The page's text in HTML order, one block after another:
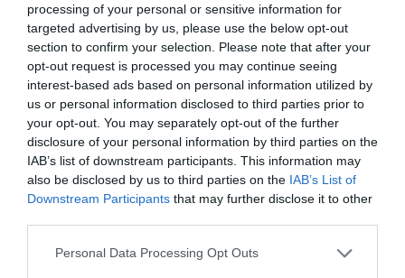
processing of your personal or sensitive information for
targeted advertising by us, please use the below opt-out
section to confirm your selection. Please note that after your
opt-out request is processed you may continue seeing
interest-based ads based on personal information utilized by
us or personal information disclosed to third parties prior to
your opt-out. You may separately opt-out of the further
disclosure of your personal information by third parties on the
IAB’s list of downstream participants. This information may
also be disclosed by us to third parties on the IAB’s List of
Downstream Participants that may further disclose it to other
Personal Data Processing Opt Outs